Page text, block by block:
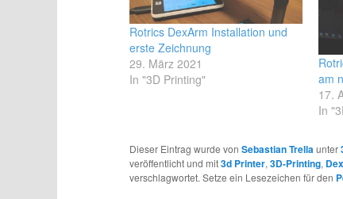
Rotrics DexArm Installation und
erste Zeichnung
29. März 2021
In "3D Printing"
am
17.
In
Dieser Eintrag wurde vonSebastian Trellaunter
veröffentlicht und mit3d Printer,3D-Printing,
verschlagwortet. Setze ein Lesezeichen für den